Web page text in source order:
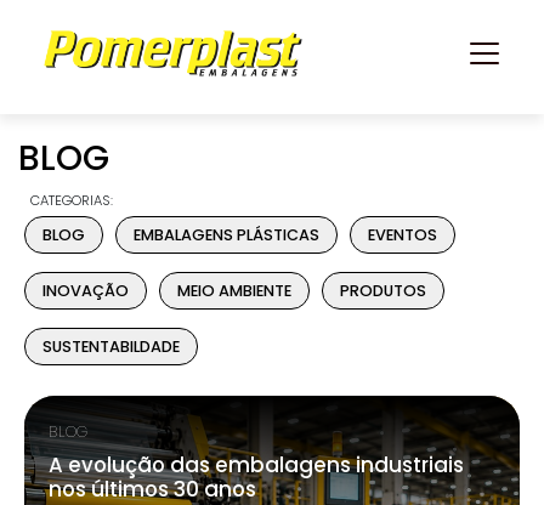
BLOG
CATEGORIAS:
BLOG EMBALAGENS PLÁSTICAS EVENTOS
INOVAÇÃO MEIO AMBIENTE PRODUTOS
SUSTENTABILDADE
BLOG
A evolução das embalagens industriais
nos últimos 30 anos